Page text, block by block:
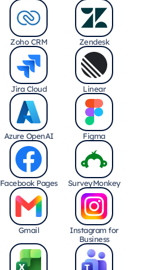
Zoho CRM Zendesk
Jira Cloud Linear
Azure OpenAI Figma
Facebook Pages SurveyMonkey
Gmail
Instagram for
Business